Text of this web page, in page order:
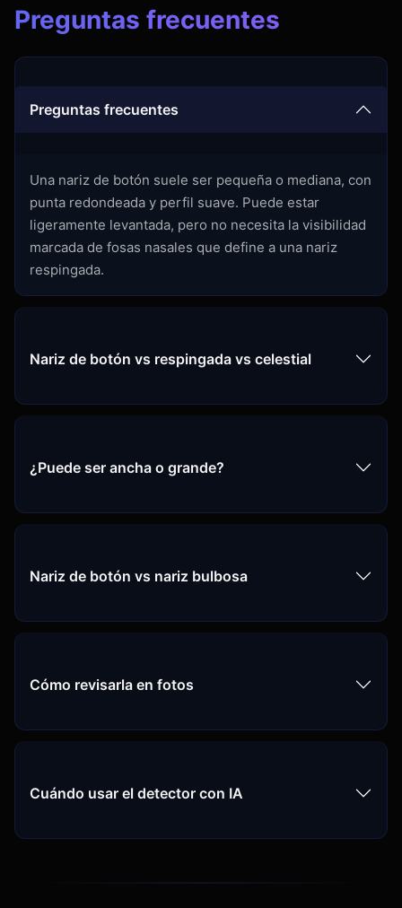
Preguntas frecuentes
Preguntas frecuentes
Una nariz de botón suele ser pequeña o mediana, con
punta redondeada y perfil suave. Puede estar
ligeramente levantada, pero no necesita la visibilidad
marcada de fosas nasales que define a una nariz
respingada.
Nariz de botón vs respingada vs celestial
¿Puede ser ancha o grande?
Nariz de botón vs nariz bulbosa
Cómo revisarla en fotos
Cuándo usar el detector con IA